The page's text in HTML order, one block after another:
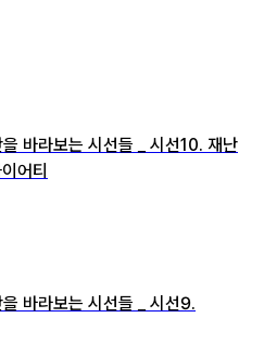
바라보는 시선들 _ 시선10. 재난
어티
바라보는 시선들 _ 시선9.